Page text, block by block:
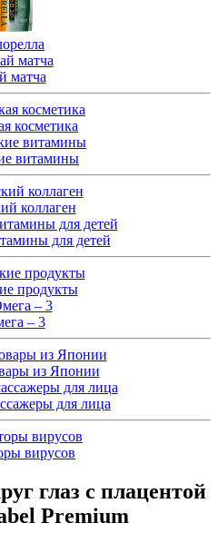
матча
косметика
витамины
коллаген
для детей
продукты
– 3
из Японии
для лица
вирусов
глаз с плацентой
Premium